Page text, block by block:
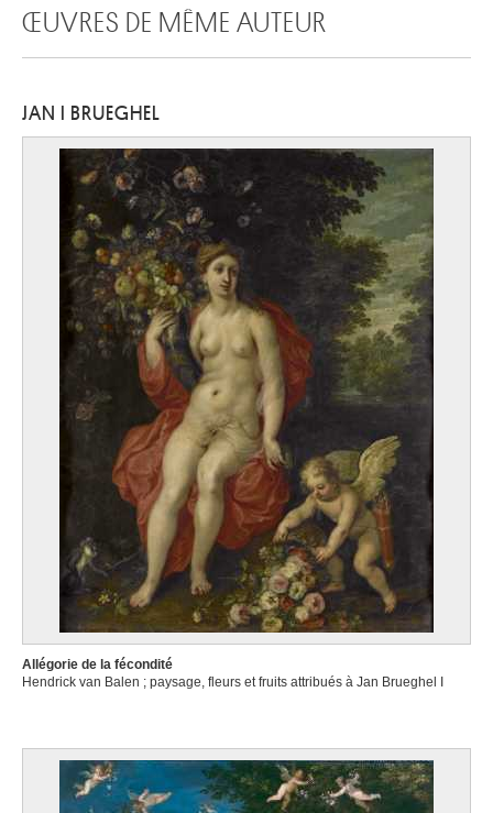
ŒUVRES DE MÊME AUTEUR
JAN I BRUEGHEL
Allégorie de la fécondité
Hendrick van Balen ; paysage, fleurs et fruits attribués à Jan Brueghel I